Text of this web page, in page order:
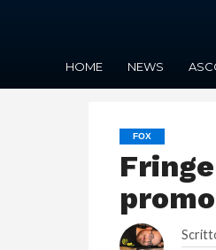
HOME NEWS
FOX